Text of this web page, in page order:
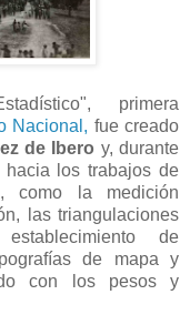
primera
Nacional, fue creado
de Ibero y, durante
los trabajos de
como la medición
las triangulaciones
de
de mapa y
con los pesos y